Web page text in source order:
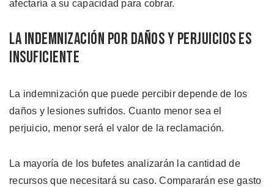
afectaría a su capacidad para cobrar.
La Indemnización por Daños y Perjuicios es
Insuficiente
La indemnización que puede percibir depende de los
daños y lesiones sufridos. Cuanto menor sea el
perjuicio, menor será el valor de la reclamación.
La mayoría de los bufetes analizarán la cantidad de
recursos que necesitará su caso. Compararán ese gasto